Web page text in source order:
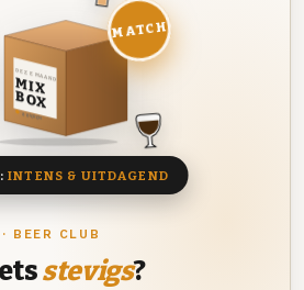
BEER CLUB
stevigs?
DEZE MAAND
MIX
BOX
8 BIEREN
MATCH
INTENS & UITDAGEND